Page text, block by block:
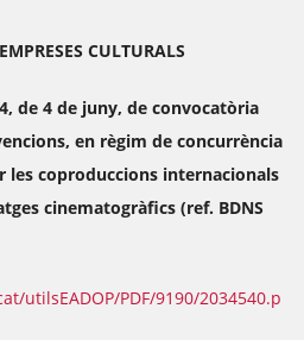
CULTURALS
de 4 de juny, de convocatòria
en règim de concurrència
coproduccions internacionals
cinematogràfics (ref. BDNS
utilsEADOP/PDF/9190/2034540.p